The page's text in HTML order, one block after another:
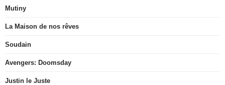
Mutiny
La Maison de nos rêves
Soudain
Avengers: Doomsday
Justin le Juste